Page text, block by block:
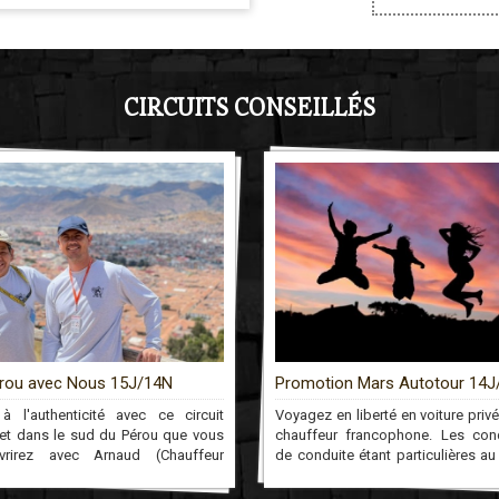
Caylloma, Pérou.
CIRCUITS CONSEILLÉS
avec Nous 15J/14N
à l'authenticité avec ce circuit
dans le sud du Pérou que vous
avec Arnaud (Chauffeur
découvrir le Pérou profond à
Promotion Mars Autotour
Voyagez en liberté en voiture
chauffeur francophone. Les
de conduite étant particulières au
conduira aux sites que vous